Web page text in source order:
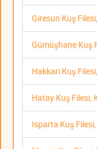
Giresun Kuş
Gümüşhane Kuş
Hakkari Kuş
Hatay Kuş Filesi,
Isparta Kuş